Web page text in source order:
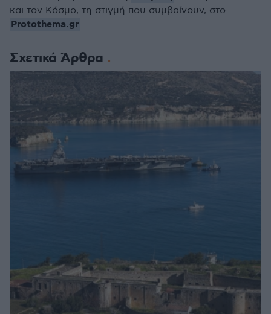
Σχετικά Άρθρα
και τον Κόσμο, τη στιγμή που συμβαίνουν, στο
Protothema.gr